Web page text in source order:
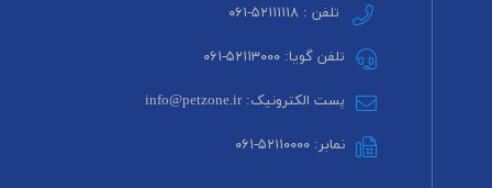
تلفن : ۵۲۱۱۱۱۱۸-۰۶۱
تلفن گویا: ۵۲۱۱۳۰۰۰-۰۶۱
پست الکترونیک: info@petzone.ir
نمابر: ۵۲۱۱۰۰۰۰-۰۶۱